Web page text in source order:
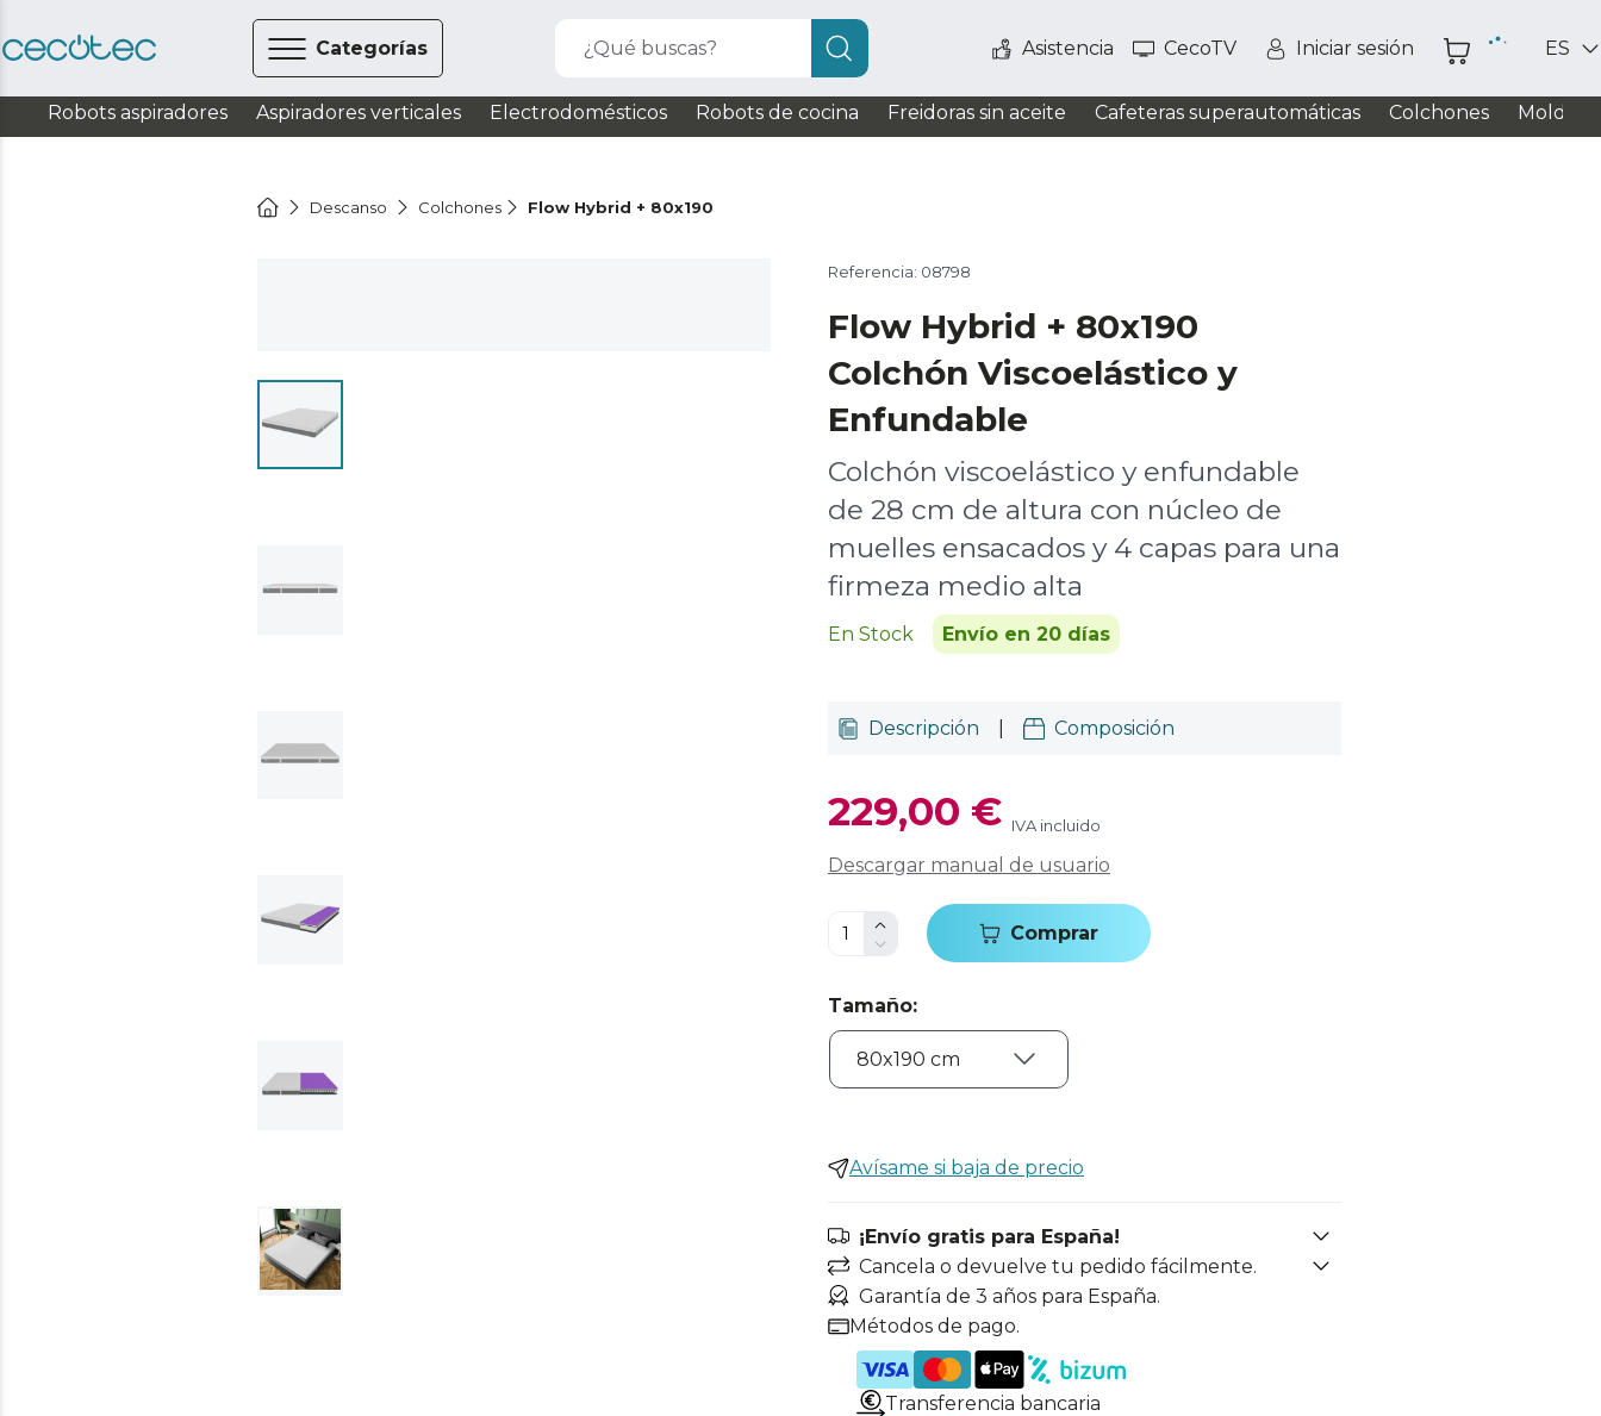
Categorías ¿Qué buscas? Asistencia CecoTV Iniciar sesión ES
Robots aspiradores Aspiradores verticales Electrodomésticos Robots de cocina Freidoras sin aceite Cafeteras superautomáticas Colchones
Descanso Colchones Flow Hybrid + 80x190
Referencia: 08798
Flow Hybrid + 80x190
Colchón Viscoelástico y
Enfundable
Colchón viscoelástico y enfundable
de 28 cm de altura con núcleo de
muelles ensacados y 4 capas para una
firmeza medio alta
En Stock Envío en 20 días
Descripción Composición
229,00 € IVA incluido
Descargar manual de usuario
Comprar
Tamaño:
Avísame si baja de precio
¡Envío gratis para España!
Cancela o devuelve tu pedido fácilmente.
Garantía de 3 años para España.
Métodos de pago.
Transferencia bancaria